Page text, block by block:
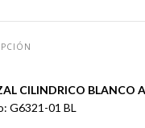
CILINDRICO BLANCO
G6321-01 BL